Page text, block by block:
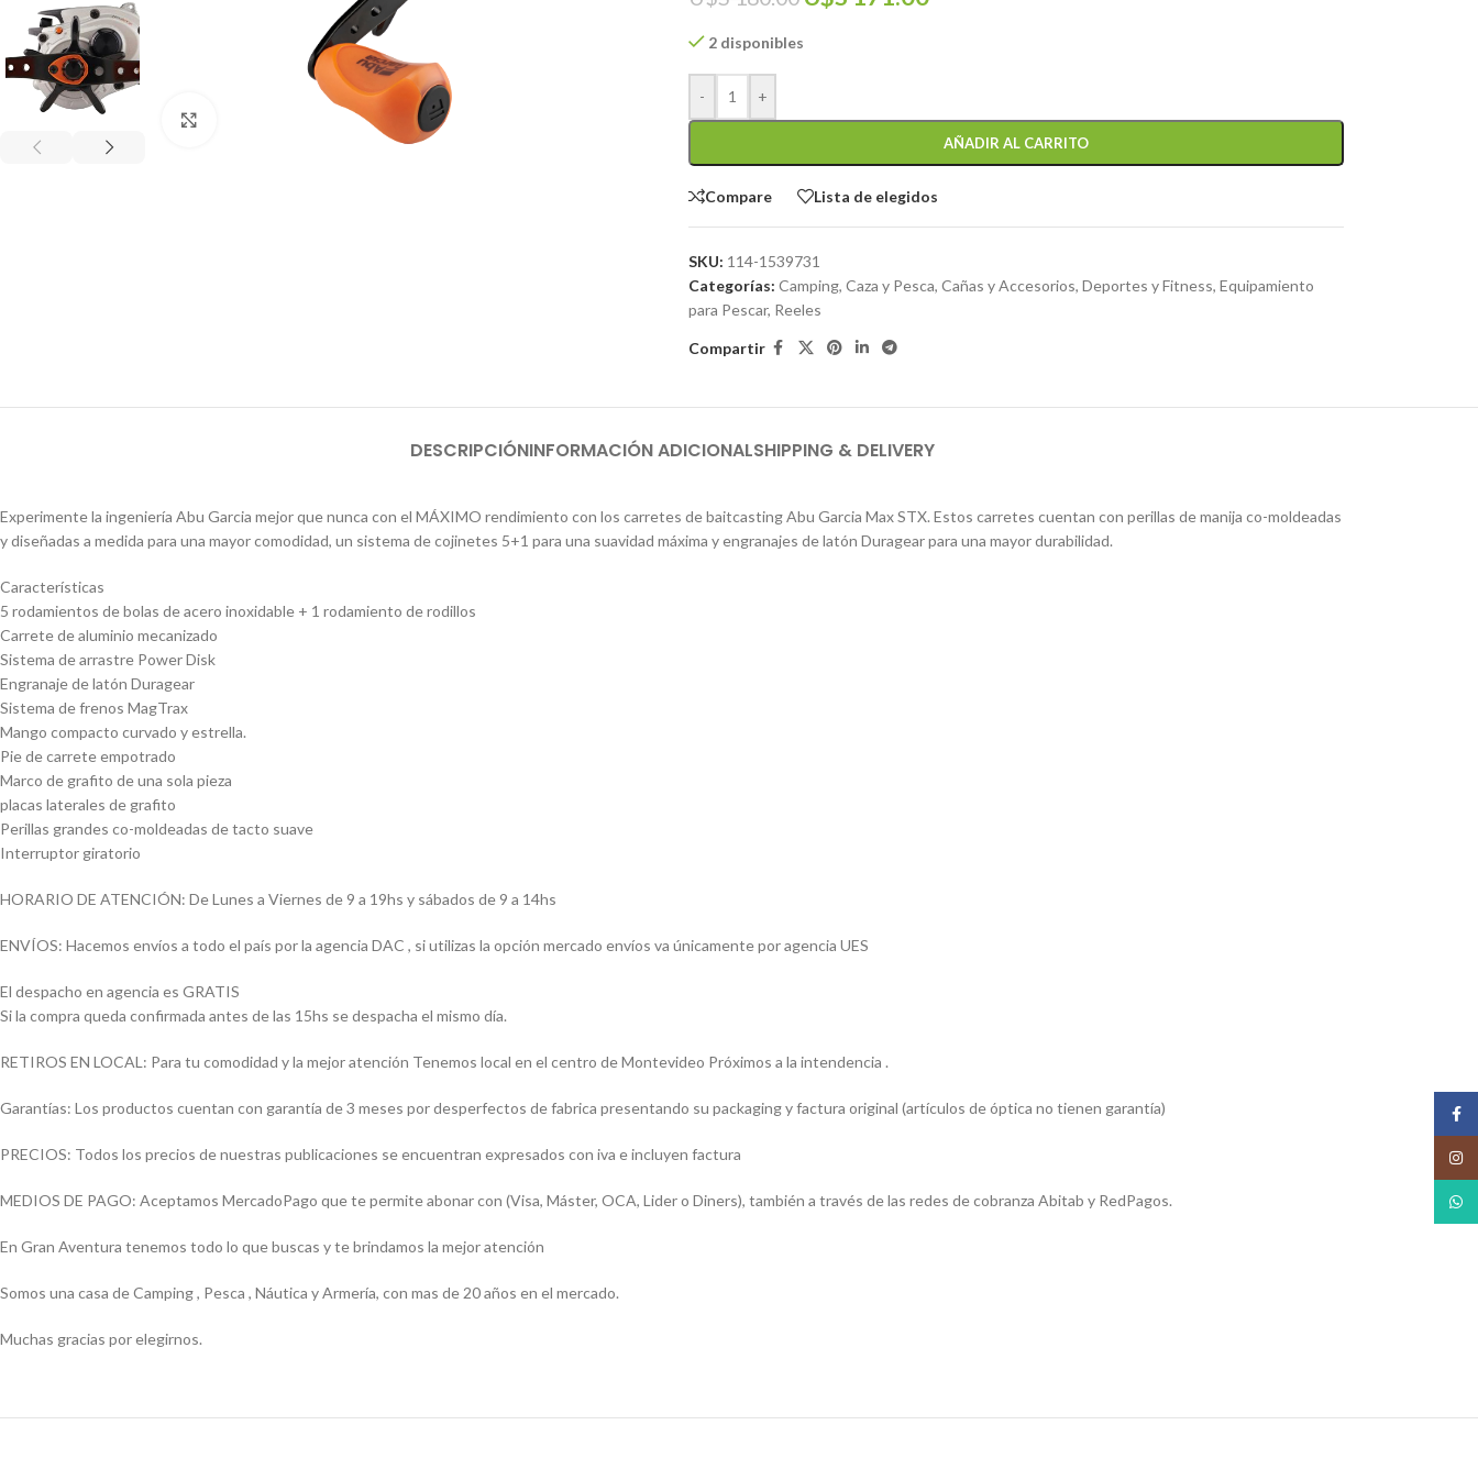
2 disponibles
- +
AÑADIR AL CARRITO
Compare Lista de elegidos
SKU: 114-1539731
Categorías: Camping, Caza y Pesca, Cañas y Accesorios, Deportes y Fitness, Equipamiento
para Pescar, Reeles
Compartir
DESCRIPCIÓNINFORMACIÓN ADICIONALSHIPPING & DELIVERY
Experimente la ingeniería Abu Garcia mejor que nunca con el MÁXIMO rendimiento con los carretes de baitcasting Abu Garcia Max STX. Estos carretes cuentan con perillas de manija co-moldeadas
y diseñadas a medida para una mayor comodidad, un sistema de cojinetes 5+1 para una suavidad máxima y engranajes de latón Duragear para una mayor durabilidad.
Características
5 rodamientos de bolas de acero inoxidable + 1 rodamiento de rodillos
Carrete de aluminio mecanizado
Sistema de arrastre Power Disk
Engranaje de latón Duragear
Sistema de frenos MagTrax
Mango compacto curvado y estrella.
Pie de carrete empotrado
Marco de grafito de una sola pieza
placas laterales de grafito
Perillas grandes co-moldeadas de tacto suave
Interruptor giratorio
HORARIO DE ATENCIÓN: De Lunes a Viernes de 9 a 19hs y sábados de 9 a 14hs
ENVÍOS: Hacemos envíos a todo el país por la agencia DAC , si utilizas la opción mercado envíos va únicamente por agencia UES
El despacho en agencia es GRATIS
Si la compra queda confirmada antes de las 15hs se despacha el mismo día.
RETIROS EN LOCAL: Para tu comodidad y la mejor atención Tenemos local en el centro de Montevideo Próximos a la intendencia .
Garantías: Los productos cuentan con garantía de 3 meses por desperfectos de fabrica presentando su packaging y factura original (artículos de óptica no tienen garantía)
PRECIOS: Todos los precios de nuestras publicaciones se encuentran expresados con iva e incluyen factura
MEDIOS DE PAGO: Aceptamos MercadoPago que te permite abonar con (Visa, Máster, OCA, Lider o Diners), también a través de las redes de cobranza Abitab y RedPagos.
En Gran Aventura tenemos todo lo que buscas y te brindamos la mejor atención
Somos una casa de Camping , Pesca , Náutica y Armería, con mas de 20 años en el mercado.
Muchas gracias por elegirnos.